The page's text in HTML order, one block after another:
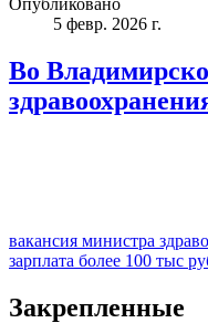
5 февр. 2026 г.
Во
вакансия министра
зарплата более 100 тыс
Закрепленные